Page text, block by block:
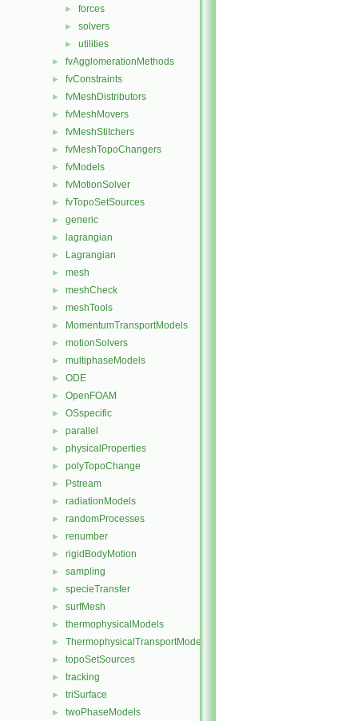
► forces
► solvers
► utilities
► fvAgglomerationMethods
► fvConstraints
► fvMeshDistributors
► fvMeshMovers
► fvMeshStitchers
► fvMeshTopoChangers
► fvModels
► fvMotionSolver
► fvTopoSetSources
► generic
► lagrangian
► Lagrangian
► mesh
► meshCheck
► meshTools
► MomentumTransportModels
► motionSolvers
► multiphaseModels
► ODE
► OpenFOAM
► OSspecific
► parallel
► physicalProperties
► polyTopoChange
► Pstream
► radiationModels
► randomProcesses
► renumber
► rigidBodyMotion
► sampling
► specieTransfer
► surfMesh
► thermophysicalModels
► ThermophysicalTransportModels
► topoSetSources
► tracking
► triSurface
► twoPhaseModels